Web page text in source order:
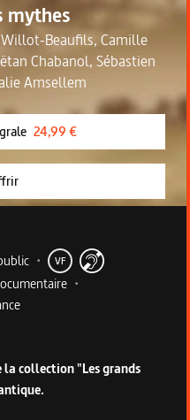
mythes
Beaufils, Camille
Chabanol, Sébastien
Amsellem
24,99 €
• VF
•
la collection "Les grands